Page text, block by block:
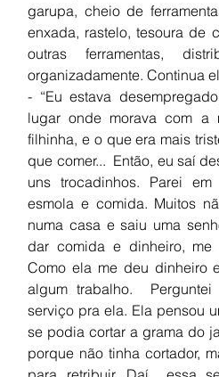
garupa, cheio de
enxada, rastelo, tesoura de
outras ferramentas,
organizadamente. Continua
- “Eu estava
lugar onde morava com a
filhinha, e o que era mais
que comer...  Então, eu saí
uns trocadinhos. Parei
esmola e comida. Muitos
numa casa e saiu uma
dar comida e dinheiro, me
Como ela me deu dinheiro
algum trabalho.
serviço pra ela. Ela pensou
se podia cortar a grama do
porque não tinha cortador,